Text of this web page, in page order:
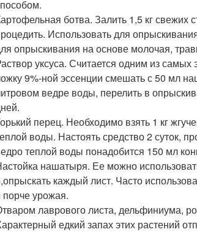
ботва. Залить 1,5 кг свежих
Использовать для
опрыскивания на основе молочая,
уксуса. Считается одним из
9%-ной эссенции смешать с 50 мл
ведре воды, перелить в
перец. Необходимо взять 1 кг
воды. Настоять средство 2 суток,
теплой воды понадобится 150 мл
нашатыря. Ее можно
каждый лист. Часто
порче урожая.
лаврового листа, дельфиниума,
едкий запах этих растений